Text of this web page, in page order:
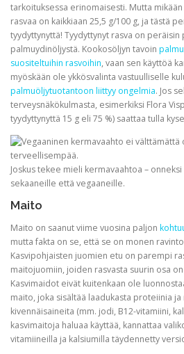
tarkoituksessa erinomaisesti. Mutta
rasvaa on kaikkiaan 25,5 g/100 g, ja tästä
tyydyttynyttä! Tyydyttynyt rasva on peräisin
palmuydinöljystä. Kookosöljyn tavoin
suositeltuihin rasvoihin, vaan sen käyttöä
myöskään ole ykkösvalinta vastuulliselle
palmuöljytuotantoon liittyy ongelmia. Jos
terveysnäkökulmasta, esimerkiksi Flora
tyydyttynyttä 15 g eli 75 %) saattaa tulla
Joskus tekee mieli kermavaahtoa –
sekaaneille että vegaaneille.
Maito
Maito on saanut viime vuosina paljon
mutta fakta on se, että se on monen
Kasvipohjaisten juomien etu on parempi
maitojuomiin, joiden rasvasta suurin osa
Kasvimaidot eivät kuitenkaan ole
maito, joka sisältää laadukasta proteiinia
kivennäisaineita (mm. jodi, B12-vitamiini,
kasvimaitoja haluaa käyttää, kannattaa
vitamiineilla ja kalsiumilla täydennetty